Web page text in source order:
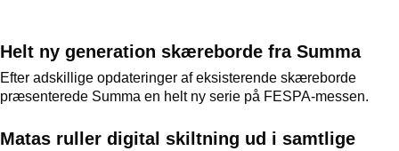
Helt ny generation skæreborde fra Summa
Efter adskillige opdateringer af eksisterende skæreborde
præsenterede Summa en helt ny serie på FESPA-messen.
Matas ruller digital skiltning ud i samtlige